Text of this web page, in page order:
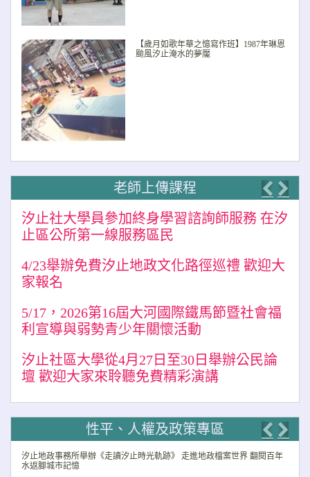
【歲月如歌年華之憶寫作班】1987年琳恩
颱風汐止淹水的夢魘
老師上傳課程
汐止社大學員參加終身學習諮詢師服務 在汐
止區公所第一線服務區民
4/23舉辦免費汐止地政文化路徑巡禮 歡迎大
家報名
5/17，2026第16屆大河國際鐵馬節暨社會福
利宣導與弱勢青少年關懷活動
汐止社區大學從4月27日至30日舉辦公民論
壇 歡迎大家來聆聽免費精彩演講
性平、人權及政策專區
汐止地政事務所舉辦《走讀汐止時光軌跡》 走進地政檔案世界 翻閱百年
水返腳城市記憶